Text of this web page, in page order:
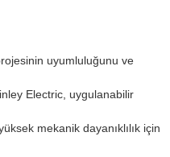
uyumluluğunu ve
Electric, uygulanabilir
mekanik dayanıklılık için